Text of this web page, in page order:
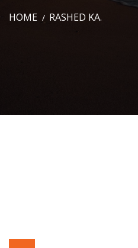
HOME RASHED KA.